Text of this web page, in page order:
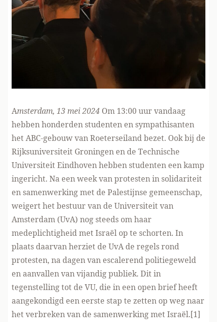
Amsterdam, 13 mei 2024 Om 13:00 uur vandaag
hebben honderden studenten en sympathisanten
het ABC-gebouw van Roeterseiland bezet. Ook bij de
Rijksuniversiteit Groningen en de Technische
Universiteit Eindhoven hebben studenten een kamp
ingericht. Na een week van protesten insolidariteit
en samenwerking met de Palestijnse gemeenschap,
weigert het bestuur van de Universiteit van
Amsterdam (UvA) nog steeds om haar
medeplichtigheid met Israël op te schorten. In
plaats daarvan herziet de UvA de regels rond
protesten, na dagen van escalerend politiegeweld
en aanvallen van vijandig publiek. Dit in
tegenstelling tot de VU, die in een open brief heeft
aangekondigd een eerste stap te zetten op weg naar
het verbreken van de samenwerking met Israël.[1]